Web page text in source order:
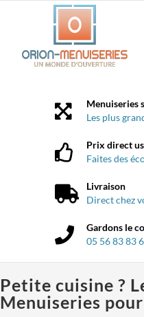
Menuiseries
Les plus
Prix direct
Faites des
Livraison
Direct chez
Gardons le
05 56 83 83
Petite cuisine ?
Menuiseries